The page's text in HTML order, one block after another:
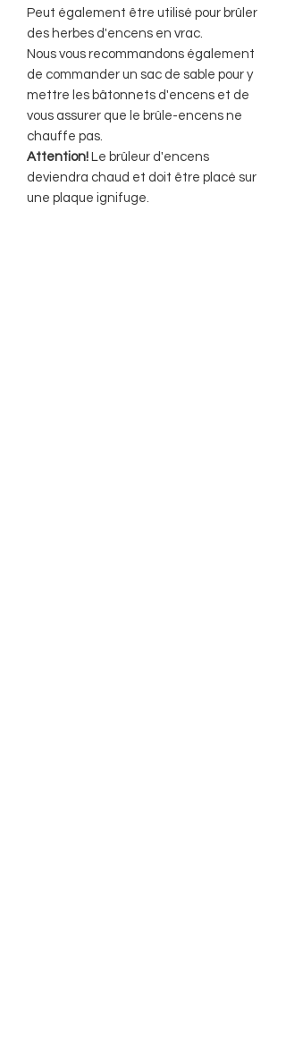
Peut également être utilisé pour brûler
des herbes d'encens en vrac.
Nous vous recommandons également
de commander un sac de sable pour y
mettre les bâtonnets d'encens et de
vous assurer que le brûle-encens ne
chauffe pas.
Attention! Le brûleur d'encens
deviendra chaud et doit être placé sur
une plaque ignifuge.